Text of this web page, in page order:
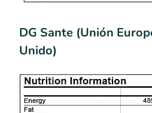
DG Sante (Unión
Unido)